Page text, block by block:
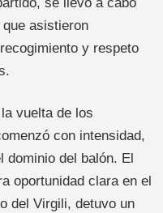
se llevó a cabo
asistieron
y respeto
vuelta de los
con intensidad,
dominio del balón. El
oportunidad clara en el
del Virgili, detuvo un